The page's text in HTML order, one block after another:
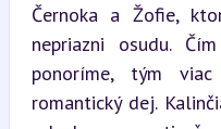
Černoka a Žofie,
nepriazni osudu.
ponoríme, tým
romantický dej.